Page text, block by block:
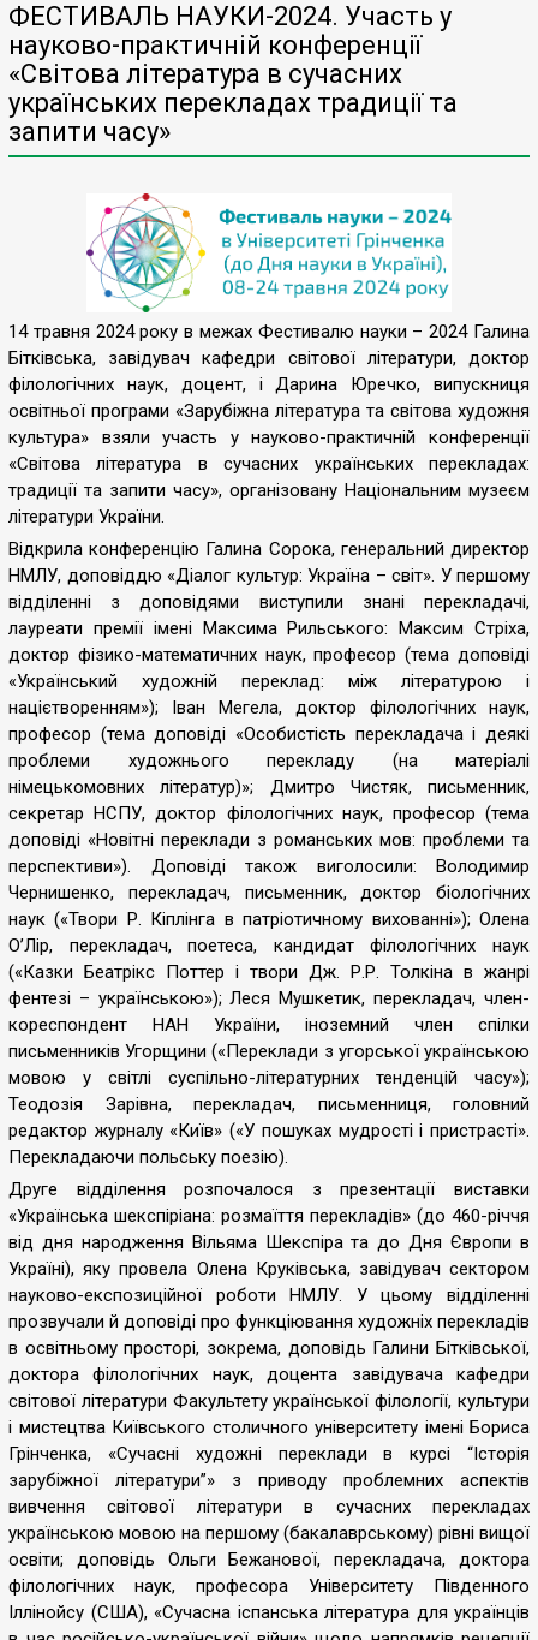
ФЕСТИВАЛЬ НАУКИ-2024. Участь у
науково-практичній конференції
«Світова література в сучасних
українських перекладах традиції та
запити часу»
14 травня 2024 року в межах Фестивалю науки – 2024 Галина
Бітківська, завідувач кафедри світової літератури, доктор
філологічних наук, доцент, і Дарина Юречко, випускниця
освітньої програми «Зарубіжна література та світова художня
культура» взяли участь у науково-практичній конференції
«Світова література в сучасних українських перекладах:
традиції та запити часу», організовану Національним музеєм
літератури України.
Відкрила конференцію Галина Сорока, генеральний директор
НМЛУ, доповіддю «Діалог культур: Україна – світ». У першому
відділенні з доповідями виступили знані перекладачі,
лауреати премії імені Максима Рильського: Максим Стріха,
доктор фізико-математичних наук, професор (тема доповіді
«Український художній переклад: між літературою і
націєтворенням»); Іван Мегела, доктор філологічних наук,
професор (тема доповіді «Особистість перекладача і деякі
проблеми художнього перекладу (на матеріалі
німецькомовних літератур)»; Дмитро Чистяк, письменник,
секретар НСПУ, доктор філологічних наук, професор (тема
доповіді «Новітні переклади з романських мов: проблеми та
перспективи»). Доповіді також виголосили: Володимир
Чернишенко, перекладач, письменник, доктор біологічних
наук («Твори Р. Кіплінга в патріотичному вихованні»); Олена
О’Лір, перекладач, поетеса, кандидат філологічних наук
(«Казки Беатрікс Поттер і твори Дж. Р.Р. Толкіна в жанрі
фентезі – українською»); Леся Мушкетик, перекладач, член-
кореспондент НАН України, іноземний член спілки
письменників Угорщини («Переклади з угорської українською
мовою у світлі суспільно-літературних тенденцій часу»);
Теодозія Зарівна, перекладач, письменниця, головний
редактор журналу «Київ» («У пошуках мудрості і пристрасті».
Перекладаючи польську поезію).
Друге відділення розпочалося з презентації виставки
«Українська шекспіріана: розмаїття перекладів» (до 460-річчя
від дня народження Вільяма Шекспіра та до Дня Європи в
Україні), яку провела Олена Круківська, завідувач сектором
науково-експозиційної роботи НМЛУ. У цьому відділенні
прозвучали й доповіді про функціювання художніх перекладів
в освітньому просторі, зокрема, доповідь Галини Бітківської,
доктора філологічних наук, доцента завідувача кафедри
світової літератури Факультету української філології, культури
і мистецтва Київського столичного університету імені Бориса
Грінченка, «Сучасні художні переклади в курсі “Історія
зарубіжної літератури”» з приводу проблемних аспектів
вивчення світової літератури в сучасних перекладах
українською мовою на першому (бакалаврському) рівні вищої
освіти; доповідь Ольги Бежанової, перекладача, доктора
філологічних наук, професора Університету Південного
Іллінойсу (США), «Сучасна іспанська література для українців